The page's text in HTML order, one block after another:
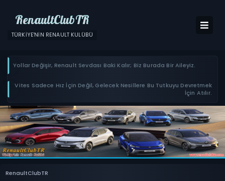
RenaultClubTR
TÜRKIYE'NIN RENAULT KULÜBÜ
Yollar Değişir, Renault Sevdası Baki Kalır; Biz Burada Bir Aileyiz.
Vites Sadece Hız İçin Değil, Gelecek Nesillere Bu Tutkuyu Devretmek
İçin Atılır.
RenaultClubTR